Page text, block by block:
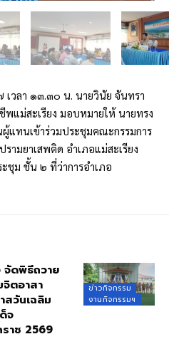
วลา ๑๓.๓๐ น. นายวินัย จันทรา
พแม่สะเรียง มอบหมายให้ นายทรง
แทนเข้าร่วมประชุมคณะกรรมการ
มยาเสพติด อำเภอแม่สะเรียง
ชุม ชั้น ๒ ที่ว่าการอำเภอ
ข่าวกิจกรรม
งานกิจกรรมฯ
จัดพิธีถวาย
ตอาสา
สวันเฉลิม
จ
ราช 2569